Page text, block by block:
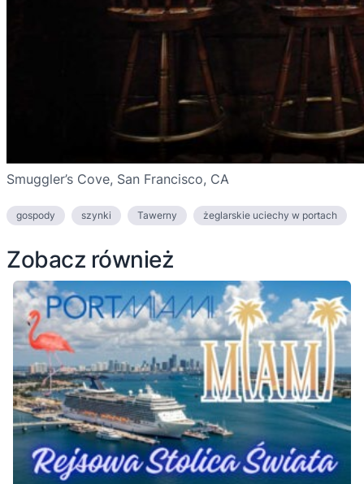
Smuggler’s Cove, San Francisco, CA
gospody szynki Tawerny żeglarskie uciechy w portach
Zobacz również